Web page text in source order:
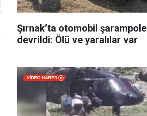
Şırnak’ta otomobil şarampole
devrildi: Ölü ve yaralılar var